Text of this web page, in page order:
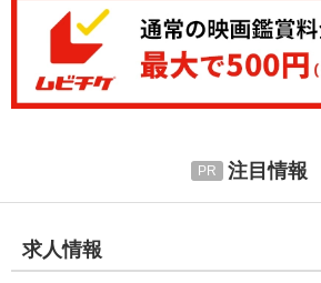
注目情報
求人情報